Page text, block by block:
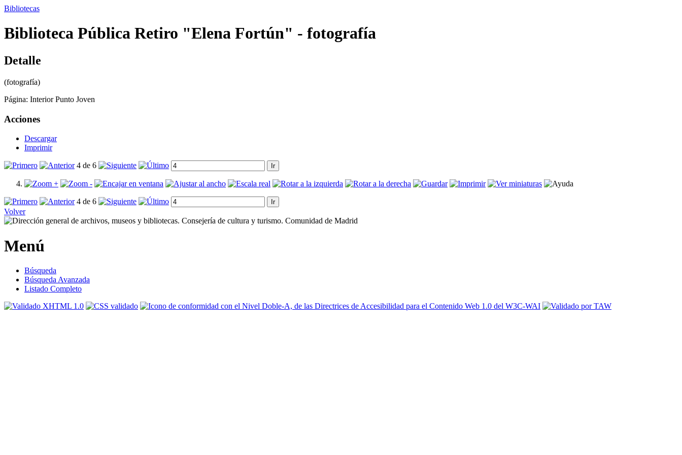
Bibliotecas
Biblioteca Pública Retiro "Elena Fortún" - fotografía
Detalle
(fotografía)
Página: Interior Punto Joven
Acciones
Descargar
Imprimir
4 de 6
4 de 6
Volver
Menú
Búsqueda
Búsqueda Avanzada
Listado Completo